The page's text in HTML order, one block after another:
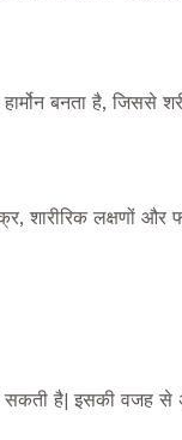
बनता है, जिससे
शारीरिक लक्षणों
है| इसकी वजह से